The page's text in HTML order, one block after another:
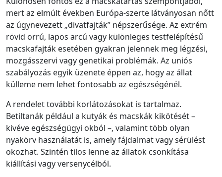
mert az elmúlt években Európa-szerte látványosan nőtt
az úgynevezett „divatfajták” népszerűsége. Az extrém
rövid orrú, lapos arcú vagy különleges testfelépítésű
macskafajták esetében gyakran jelennek meg légzési,
mozgásszervi vagy genetikai problémák. Az uniós
szabályozás egyik üzenete éppen az, hogy az állat
külleme nem lehet fontosabb az egészségénél.
A rendelet további korlátozásokat is tartalmaz.
Betiltanák például a kutyák és macskák kikötését –
kivéve egészségügyi okból –, valamint több olyan
nyakörv használatát is, amely fájdalmat vagy sérülést
okozhat. Szintén tilos lenne az állatok csonkítása
kiállítási vagy versenycélból.